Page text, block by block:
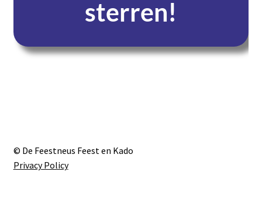
sterren!
© De Feestneus Feest en Kado
Privacy Policy